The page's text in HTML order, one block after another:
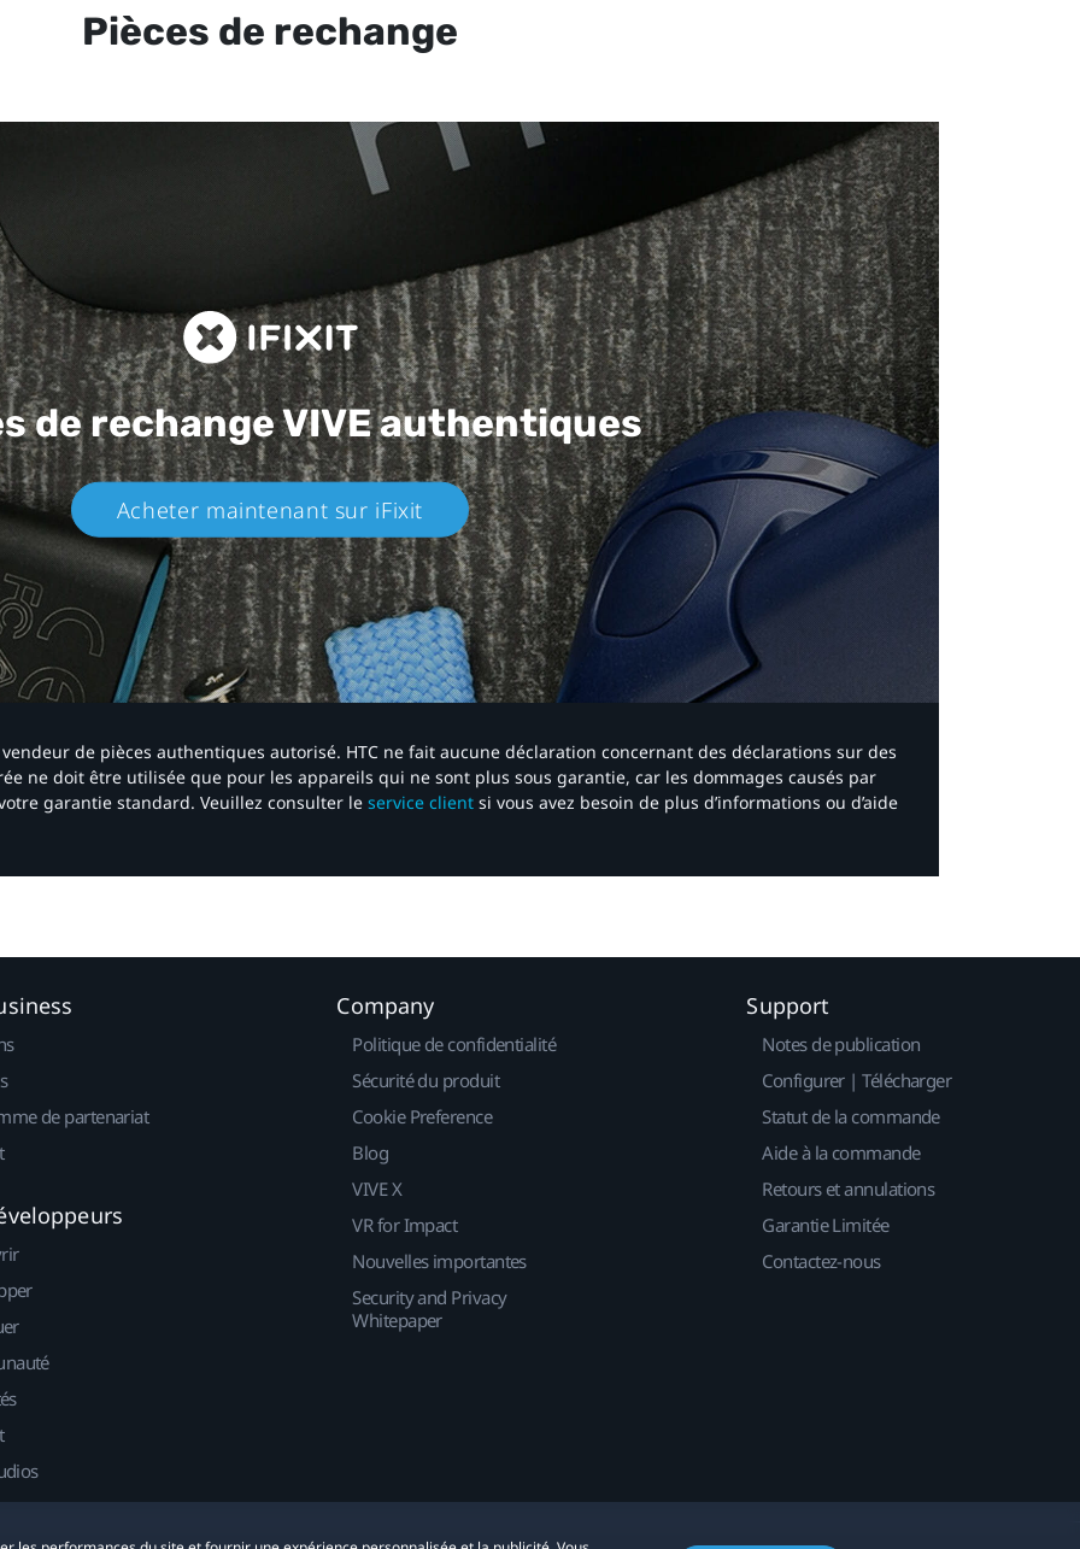
Pièces de rechange
de rechangeVIVE authentiques​
Acheter maintenant sur iFixit​
de pièces authentiques autorisé. HTC ne fait aucune déclaration concernant des déclarations sur des
ne doit être utilisée que pour les appareils qui ne sont plus sous garantie, car les dommages causés par
garantie standard. Veuillez consulter le service client si vous avez besoin de plus d’informations ou d’aide
de partenariat
Company
Politique de confidentialité
Sécurité du produit
Cookie Preference
Blog
VIVE X
VR for Impact
Nouvelles importantes
Security and Privacy
Whitepaper
Support
Notes de publication
Configurer | Télécharger
Statut de la commande
Aide à la commande
Retours et annulations
Garantie Limitée
Contactez-nous